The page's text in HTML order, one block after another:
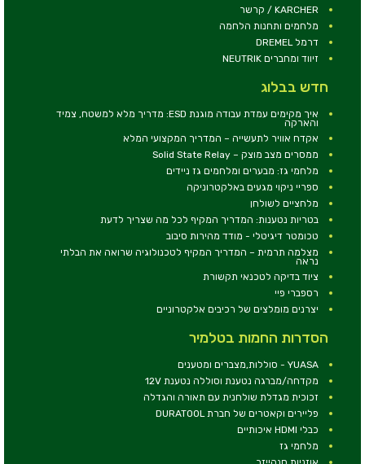
KARCHER / קרשר
מלחמים ותחנות הלחמה
דרמל DREMEL
זיווד ומחברים NEUTRIK
חדש בבלוג
איך מקימים עמדת עבודה מוגנת ESD: מדריך מלא למשטח, צמיד
והארקה
אקדח אוויר לתעשייה – המדריך המקצועי המלא
ממסרים מצב מוצק – Solid State Relay
מלחמי גז: מבערים ומלחמים גז ניידים
ספריי ניקוי מגעים באלקטרוניקה
מלחציים לשולחן
בטריות נטענות: המדריך המקיף לכל מה שצריך לדעת
טכומטר דיגיטלי - מודד מהירות סיבוב
מצלמה תרמית – המדריך המקיף לטכנולוגיה שרואה את הבלתי
נראה
ציוד בדיקה לטכנאי תקשורת
רספברי פיי
יצרנים מומלצים של רכיבים אלקטרוניים
הסדרות החמות בטלמיר
YUASA - סוללות,מצברים ומטענים
מקדחה/מברגה נטענת וסוללה נטענת 12V
זכוכית מגדלת שולחנית עם תאורה והגדלה
פליירים וקאטרים של חברת DURATOOL
כבלי HDMI איכותיים
מלחמי גז